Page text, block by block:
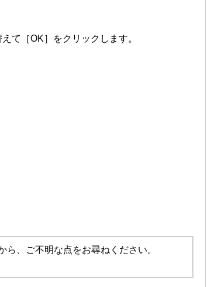
て［OK］をクリックします。
、ご不明な点をお尋ねください。